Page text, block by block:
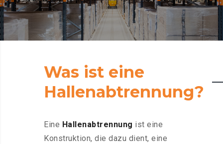
Was ist eine
Hallenabtrennung?
Eine Hallenabtrennung ist eine
Konstruktion, die dazu dient, eine